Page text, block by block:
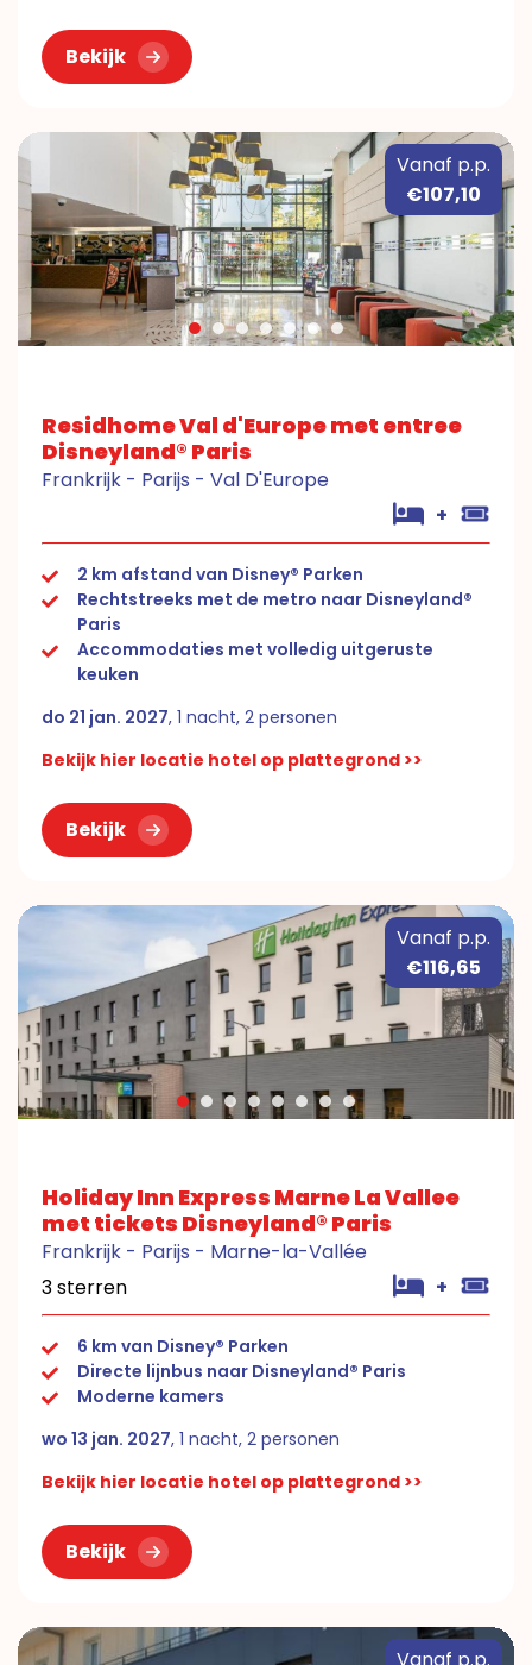
Bekijk
Vanaf p.p.
€107,10
Residhome Val d'Europe met entree
Disneyland® Paris
Frankrijk - Parijs - Val D'Europe
+
2 km afstand van Disney® Parken
Rechtstreeks met de metro naar Disneyland®
Paris
Accommodaties met volledig uitgeruste
keuken
do 21 jan. 2027, 1 nacht, 2 personen
Bekijk hier locatie hotel op plattegrond >>
Bekijk
Vanaf p.p.
€116,65
Holiday Inn Express Marne La Vallee
met tickets Disneyland® Paris
Frankrijk - Parijs - Marne-la-Vallée
3 sterren
+
6 km van Disney® Parken
Directe lijnbus naar Disneyland® Paris
Moderne kamers
wo 13 jan. 2027, 1 nacht, 2 personen
Bekijk hier locatie hotel op plattegrond >>
Bekijk